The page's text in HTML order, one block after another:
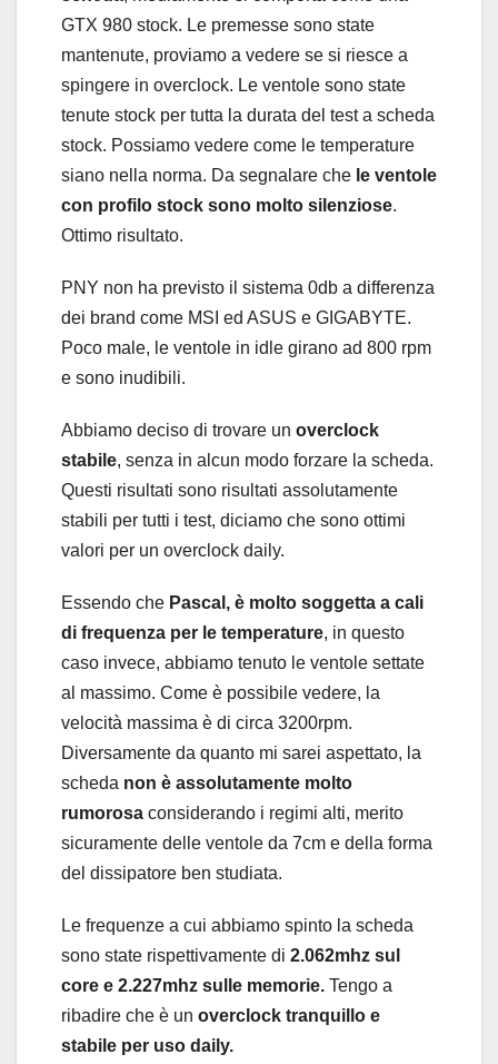
GTX 980 stock. Le premesse sono state
mantenute, proviamo a vedere se si riesce a
spingere in overclock. Le ventole sono state
tenute stock per tutta la durata del test a scheda
stock. Possiamo vedere come le temperature
siano nella norma. Da segnalare che le ventole
con profilo stock sono molto silenziose.
Ottimo risultato.
PNY non ha previsto il sistema 0db a differenza
dei brand come MSI ed ASUS e GIGABYTE.
Poco male, le ventole in idle girano ad 800 rpm
e sono inudibili.
Abbiamo deciso di trovare un overclock
stabile, senza in alcun modo forzare la scheda.
Questi risultati sono risultati assolutamente
stabili per tutti i test, diciamo che sono ottimi
valori per un overclock daily.
Essendo che Pascal, è molto soggetta a cali
di frequenza per le temperature, in questo
caso invece, abbiamo tenuto le ventole settate
al massimo. Come è possibile vedere, la
velocità massima è di circa 3200rpm.
Diversamente da quanto mi sarei aspettato, la
scheda non è assolutamente molto
rumorosa considerando i regimi alti, merito
sicuramente delle ventole da 7cm e della forma
del dissipatore ben studiata.
Le frequenze a cui abbiamo spinto la scheda
sono state rispettivamente di 2.062mhz sul
core e 2.227mhz sulle memorie. Tengo a
ribadire che è un overclock tranquillo e
stabile per uso daily.